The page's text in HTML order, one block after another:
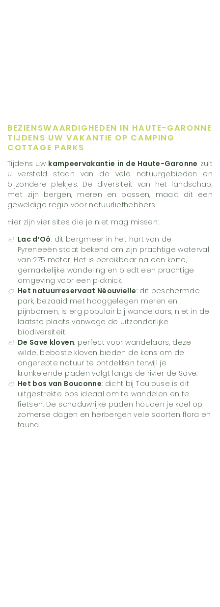
BEZIENSWAARDIGHEDEN IN HAUTE-GARONNE
TIJDENS UW VAKANTIE OP CAMPING
COTTAGE PARKS
Tijdens uw kampeervakantie in de Haute-Garonne zult
u versteld staan van de vele natuurgebieden en
bijzondere plekjes. De diversiteit van het landschap,
met zijn bergen, meren en bossen, maakt dit een
geweldige regio voor natuurliefhebbers.
Hier zijn vier sites die je niet mag missen:
Lac d’Oô: dit bergmeer in het hart van de
Pyreneeën staat bekend om zijn prachtige waterval
van 275 meter. Het is bereikbaar na een korte,
gemakkelijke wandeling en biedt een prachtige
omgeving voor een picknick.
Het natuurreservaat Néouvielle: dit beschermde
park, bezaaid met hooggelegen meren en
pijnbomen, is erg populair bij wandelaars, niet in de
laatste plaats vanwege de uitzonderlijke
biodiversiteit.
De Save kloven: perfect voor wandelaars, deze
wilde, beboste kloven bieden de kans om de
ongerepte natuur te ontdekken terwijl je
kronkelende paden volgt langs de rivier de Save.
Het bos van Bouconne: dicht bij Toulouse is dit
uitgestrekte bos ideaal om te wandelen en te
fietsen. De schaduwrijke paden houden je koel op
zomerse dagen en herbergen vele soorten flora en
fauna.